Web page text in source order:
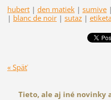
hubert | den matiek | sumive |
| blanc de noir | sutaz |
« Späť
Tieto, ale aj iné novinky